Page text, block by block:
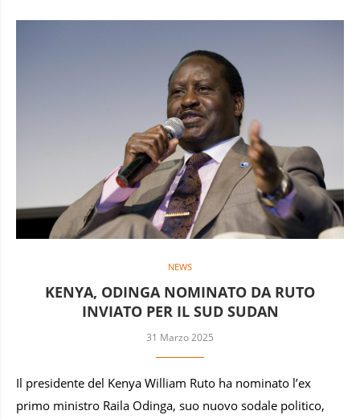
NEWS
KENYA, ODINGA NOMINATO DA RUTO
INVIATO PER IL SUD SUDAN
31 Marzo 2025
Il presidente del Kenya William Ruto ha nominato l’ex
primo ministro Raila Odinga, suo nuovo sodale politico,